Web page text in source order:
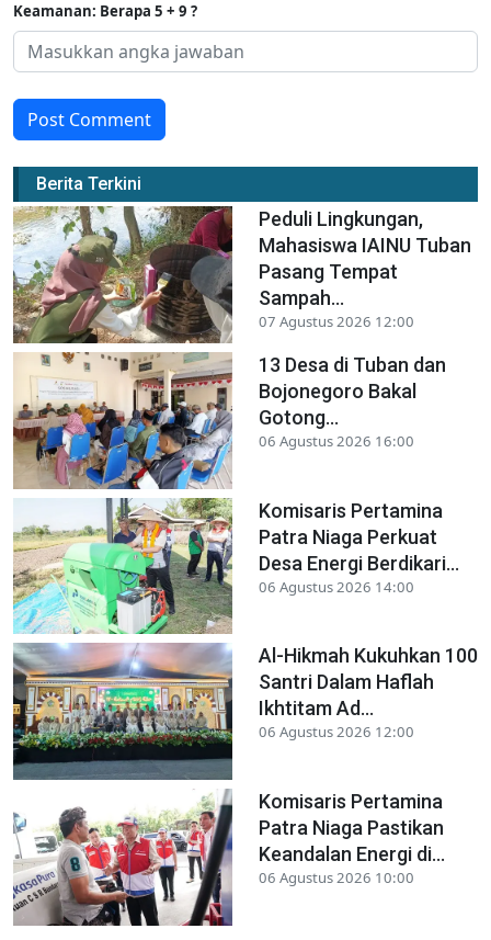
Keamanan: Berapa 5 + 9 ?
Post Comment
Berita Terkini
Peduli Lingkungan,
Mahasiswa IAINU Tuban
Pasang Tempat
Sampah...
07 Agustus 2026 12:00
13 Desa di Tuban dan
Bojonegoro Bakal
Gotong...
06 Agustus 2026 16:00
Komisaris Pertamina
Patra Niaga Perkuat
Desa Energi Berdikari...
06 Agustus 2026 14:00
Al-Hikmah Kukuhkan 100
Santri Dalam Haflah
Ikhtitam Ad...
06 Agustus 2026 12:00
Komisaris Pertamina
Patra Niaga Pastikan
Keandalan Energi di...
06 Agustus 2026 10:00